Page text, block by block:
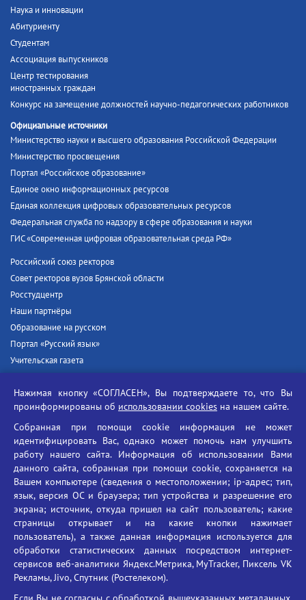
Наука и инновации
Абитуриенту
Студентам
Ассоциация выпускников
Центр тестирования
иностранных граждан
Конкурс на замещение должностей научно-педагогических работников
Официальные источники
Министерство науки и высшего образования Российской Федерации
Министерство просвещения
Портал «Российское образование»
Единое окно информационных ресурсов
Единая коллекция цифровых образовательных ресурсов
Федеральная служба по надзору в сфере образования и науки
ГИС «Современная цифровая образовательная среда РФ»
Российский союз ректоров
Совет ректоров вузов Брянской области
Росстудцентр
Наши партнёры
Образование на русском
Портал «Русский язык»
Учительская газета
Единый портал государственных услуг
Противодействие угрозам информационной безопасности
Социальные ролики - Генеральная прокуратура РФ
Противодействие коррупции
БГУ против наркотиков
Брянский государственный университет
имени академика И.Г. Петровского
Время работы: пн-пт 09:00-18:00
E-mail: bryanskgu@mail.ru
Телефон: +7(4832)58-90-85
Нажимая кнопку «СОГЛАСЕН», Вы подтверждаете то, что Вы
проинформированы об использовании cookies на нашем сайте.
Собранная при помощи cookie информация не может
идентифицировать Вас, однако может помочь нам улучшить
работу нашего сайта. Информация об использовании Вами
данного сайта, собранная при помощи cookie, сохраняется на
Вашем компьютере (сведения о местоположении; ip-адрес; тип,
язык, версия ОС и браузера; тип устройства и разрешение его
экрана; источник, откуда пришел на сайт пользователь; какие
страницы открывает и на какие кнопки нажимает
пользователь), а также данная информация используется для
обработки статистических данных посредством интернет-
сервисов веб-аналитики Яндекс.Метрика, MyTracker, Пиксель VK
Рекламы, Jivo, Спутник (Ростелеком).